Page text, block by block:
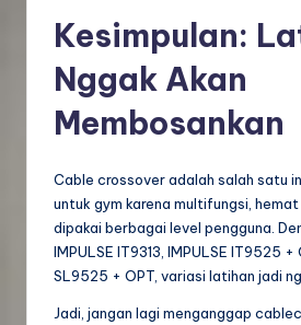
Kesimpulan:
Nggak Akan
Membosankan
Cable crossover adalah salah satu
untuk gym karena multifungsi,
dipakai berbagai level pengguna.
IMPULSE IT9313, IMPULSE IT9525 +
SL9525 + OPT, variasi latihan jadi
Jadi, jangan lagi menganggap